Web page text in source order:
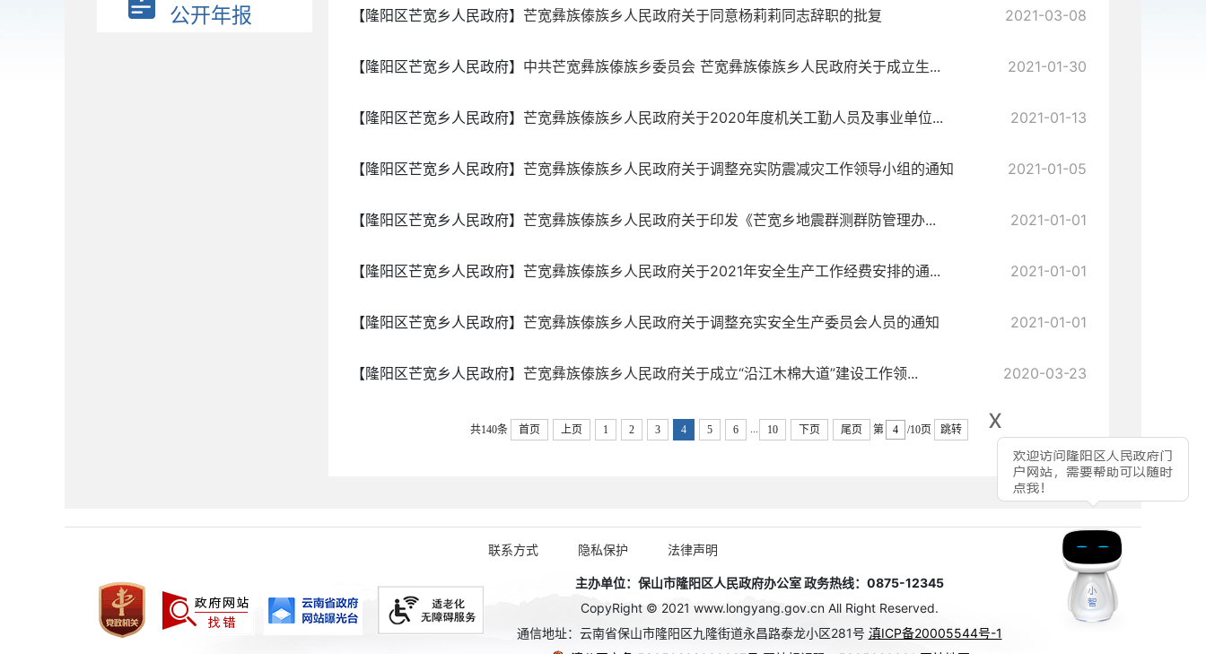
x
公开年报
【隆阳区芒宽乡人民政府】 芒宽彝族傣族乡人民政府关于同意杨莉莉同志辞职的批复 2021-03-08
【隆阳区芒宽乡人民政府】 中共芒宽彝族傣族乡委员会 芒宽彝族傣族乡人民政府关于成立生... 2021-01-30
【隆阳区芒宽乡人民政府】 芒宽彝族傣族乡人民政府关于2020年度机关工勤人员及事业单位... 2021-01-13
【隆阳区芒宽乡人民政府】 芒宽彝族傣族乡人民政府关于调整充实防震减灾工作领导小组的通知 2021-01-05
【隆阳区芒宽乡人民政府】 芒宽彝族傣族乡人民政府关于印发《芒宽乡地震群测群防管理办... 2021-01-01
【隆阳区芒宽乡人民政府】 芒宽彝族傣族乡人民政府关于2021年安全生产工作经费安排的通... 2021-01-01
【隆阳区芒宽乡人民政府】 芒宽彝族傣族乡人民政府关于调整充实安全生产委员会人员的通知 2021-01-01
【隆阳区芒宽乡人民政府】 芒宽彝族傣族乡人民政府关于成立“沿江木棉大道”建设工作领... 2020-03-23
共140条 首页 上页 1 2 3 4 5 6 10 下页 尾页 第 /10页 跳转
联系方式 隐私保护 法律声明
主办单位：保山市隆阳区人民政府办公室 政务热线：0875-12345
CopyRight © 2021 www.longyang.gov.cn All Right Reserved.
通信地址：云南省保山市隆阳区九隆街道永昌路泰龙小区281号 滇ICP备20005544号-1